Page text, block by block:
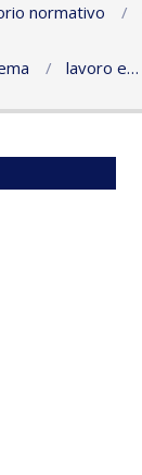
normativo
lavoro e…